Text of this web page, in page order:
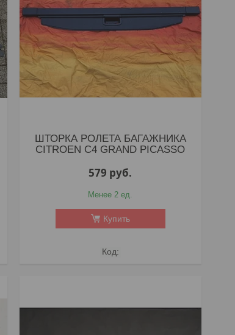
ШТОРКА РОЛЕТА БАГАЖНИКА
CITROEN C4 GRAND PICASSO
579 руб.
Менее 2 ед.
Купить